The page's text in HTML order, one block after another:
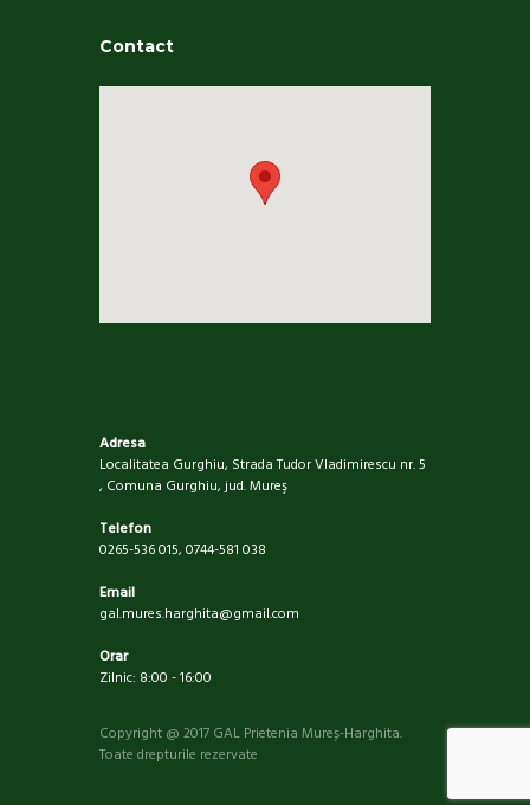
Contact
Adresa
Localitatea Gurghiu, Strada Tudor Vladimirescu nr. 5
, Comuna Gurghiu, jud. Mureş
Telefon
0265-536 015, 0744-581 038
Email
gal.mures.harghita@gmail.com
Orar
Zilnic: 8:00 - 16:00
Copyright @ 2017 GAL Prietenia Mureș-Harghita.
Toate drepturile rezervate